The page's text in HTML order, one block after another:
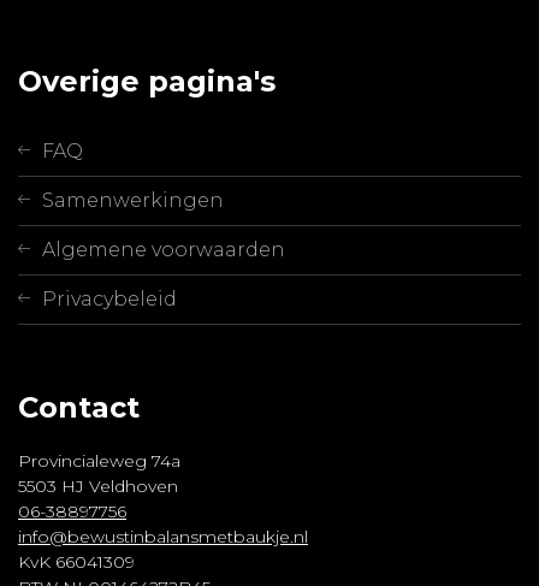
Overige pagina's
FAQ
Samenwerkingen
Algemene voorwaarden
Privacybeleid
Contact
Provincialeweg 74a
5503 HJ Veldhoven
06-38897756
info@bewustinbalansmetbaukje.nl
KvK 66041309